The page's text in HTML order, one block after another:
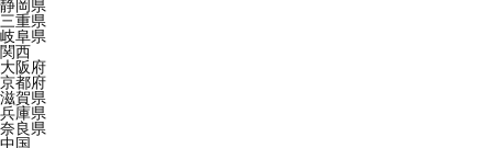
静岡県
三重県
岐阜県
関西
大阪府
京都府
滋賀県
兵庫県
奈良県
中国